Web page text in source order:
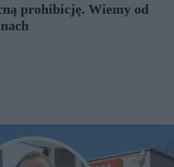
prohibicję. Wiemy od